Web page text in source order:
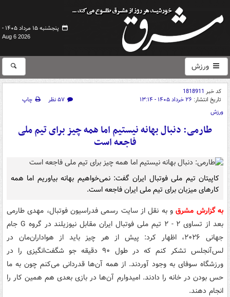
پنجشنبه ۱۵ مرداد ۱۴۰۵ -
Aug 6 2026
ورزش
کد خبر 1818911
تاریخ انتشار: ۲۶ خرداد ۱۴۰۵ - ۱۳:۱۴ ۵۷ نظر
چاپ
ورزش
طارمی: دنبال بهانه نیستیم اما همه چیز برای تیم ملی
فاجعه است
کاپیتان تیم ملی فوتبال ایران گفت: نمی‌خواهیم بهانه بیاوریم اما همه
کارهای میزبان برای تیم ملی ایران فاجعه است.
به گزارش مشرقو به نقل از سایت رسمی فدراسیون فوتبال، مهدی طارمی
بعد از تساوی ۲ - ۲ تیم ملی فوتبال ایران مقابل نیوزیلند در گروه G جام
جهانی ۲۰۲۶، اظهار کرد: پیش از هر چیز باید از هواداران‌مان در
لس‌آنجلس تشکر کنم که در طول ۹۰ دقیقه جو شگفت‌انگیزی را در
ورزشگاه سوفای به وجود آوردند. از همه آن‌ها قدردانی می‌کنم چون به ما
حس بودن در خانه را دادند. امیدوارم آن‌ها در بازی بعدی هم همین کار را
انجام دهند.